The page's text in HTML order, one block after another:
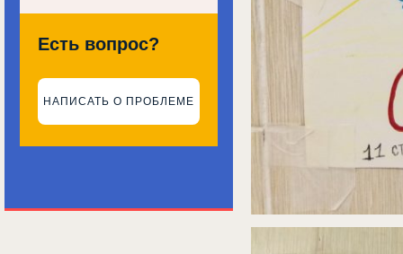
Есть вопрос?
НАПИСАТЬ О ПРОБЛЕМЕ